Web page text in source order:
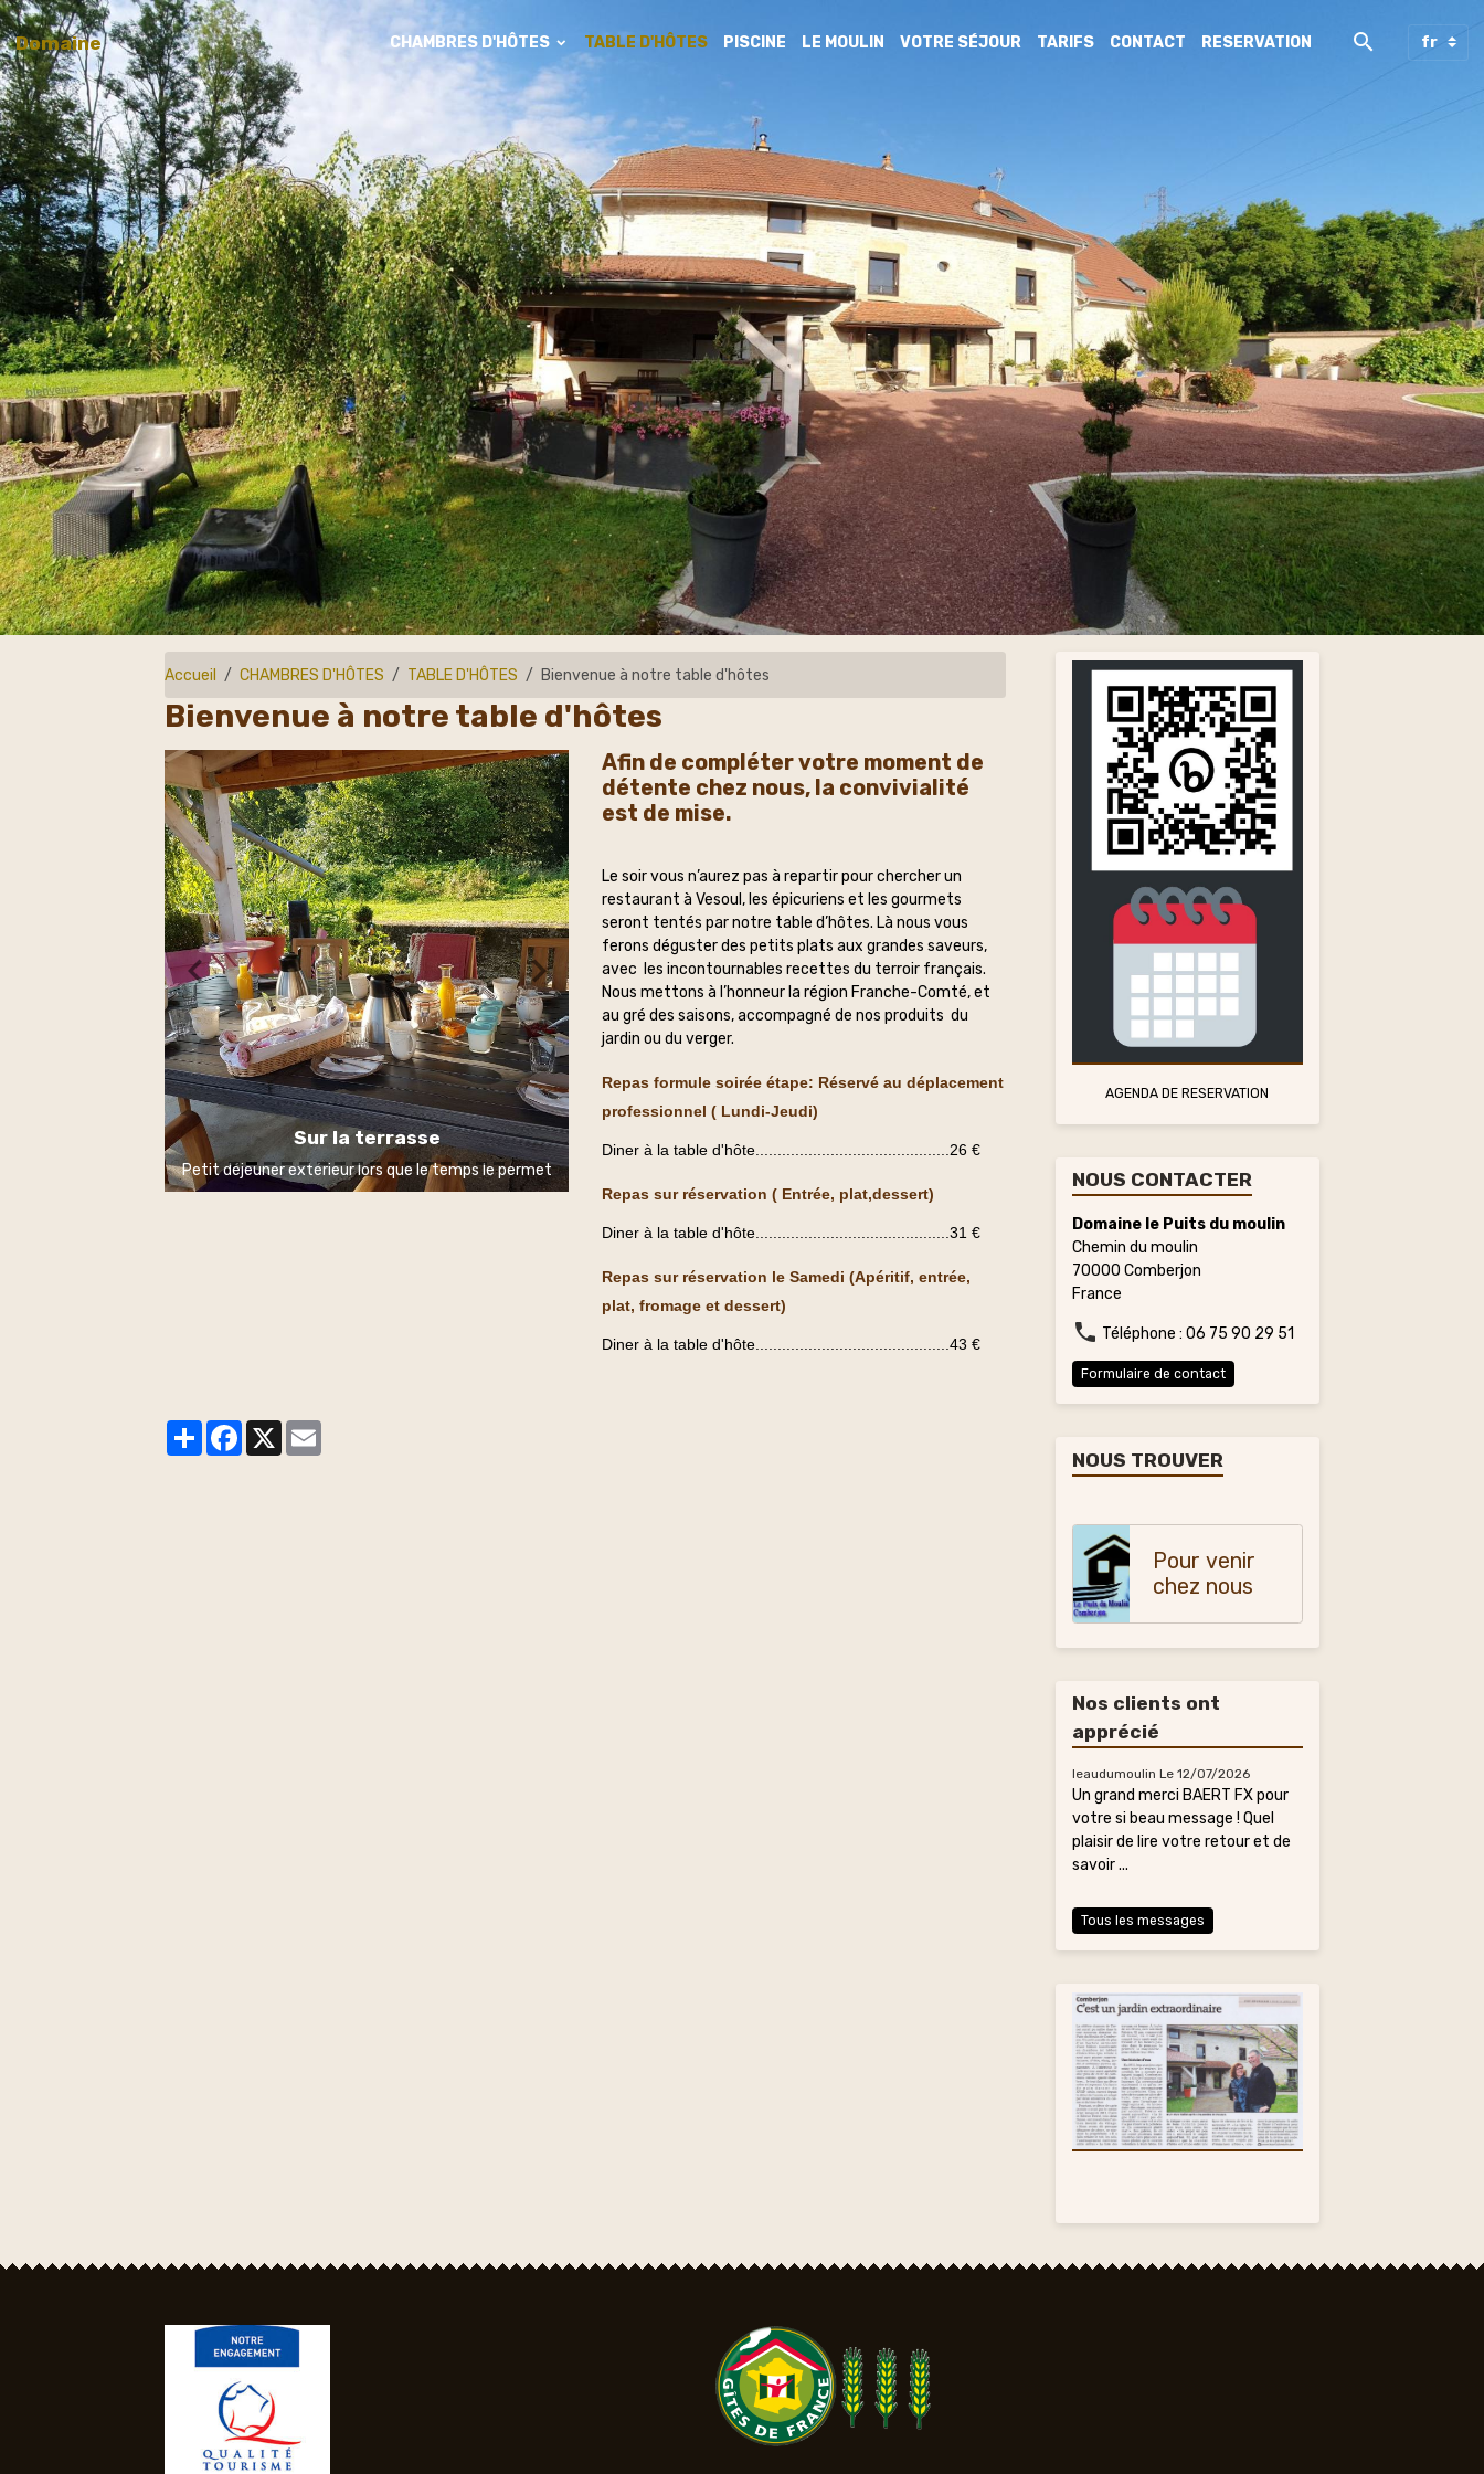
Domaine CHAMBRES D'HÔTES TABLE D'HÔTES PISCINE LE MOULIN VOTRE SÉJOUR TARIFS CONTACT RESERVATION
Accueil CHAMBRES D'HÔTES TABLE D'HÔTES Bienvenue à notre table d'hôtes
Bienvenue à notre table d'hôtes
Sur la terrasse
Petit déjeuner extérieur lors que le temps le permet
Afin de compléter votre moment de
détente chez nous, la convivialité
est de mise.
Le soir vous n’aurez pas à repartir pour chercher un
restaurant à Vesoul, les épicuriens et les gourmets
seront tentés par notre table d’hôtes. Là nous vous
ferons déguster des petits plats aux grandes saveurs,
avec les incontournables recettes du terroir français.
Nous mettons à l’honneur la région Franche-Comté, et
au gré des saisons, accompagné de nos produits du
jardin ou du verger.
Repas formule soirée étape: Réservé au déplacement
professionnel ( Lundi-Jeudi)
Diner à la table d'hôte............................................26 €
Repas sur réservation ( Entrée, plat,dessert)
Diner à la table d'hôte............................................31 €
Repas sur réservation le Samedi (Apéritif, entrée,
plat, fromage et dessert)
Diner à la table d'hôte............................................43 €
PartagerFacebook
X
AGENDA DE RESERVATION
NOUS CONTACTER
Domaine le Puits du moulin
Chemin du moulin
70000 Comberjon
France
Téléphone : 06 75 90 29 51
Formulaire de contact
NOUS TROUVER
Pour venir
chez nous
Nos clients ont
apprécié
leaudumoulin Le 12/07/2026
Un grand merci BAERT FX pour
votre si beau message ! Quel
plaisir de lire votre retour et de
savoir ...
Tous les messages